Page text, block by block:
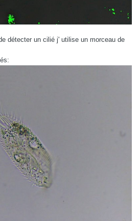
détecter un cilié j' utilise un morceau de